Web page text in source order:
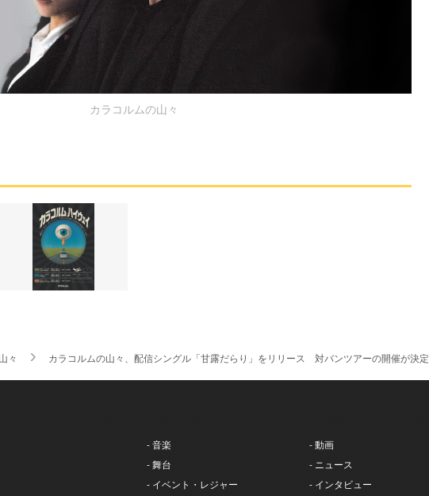
カラコルムの山々
々 カラコルムの山々、配信シングル「甘露だらり」をリリース 対バンツアーの開催が決定
- 音楽
- 舞台
- イベント・レジャー
- 動画
- ニュース
- インタビュー